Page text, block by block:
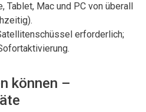
Tablet, Mac und PC von überall
erforderlich;
können –